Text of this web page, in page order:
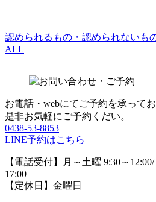
認められるもの・認められないも
ALL
お電話・webにてご予約を承ってお
是非お気軽にご予約くだい。
0438-53-8853
LINE予約はこちら
【電話受付】月～土曜 9:30～
17:00
【定休日】金曜日